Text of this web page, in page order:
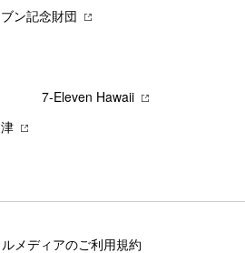
ン記念財団
7‐Eleven Hawaii
メディアのご利用規約